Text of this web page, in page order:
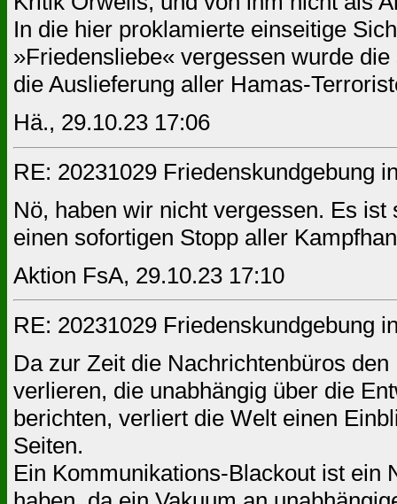
In die hier proklamierte einseitige
»Friedensliebe« vergessen wurde
die Auslieferung aller Hamas-
Hä., 29.10.23 17:06
RE: 20231029 Friedenskundgebung
Nö, haben wir nicht vergessen. Es
einen sofortigen Stopp aller
Aktion FsA, 29.10.23 17:10
RE: 20231029 Friedenskundgebung
Da zur Zeit die Nachrichtenbüros
verlieren, die unabhängig über die
berichten, verliert die Welt einen
Seiten.
Ein Kommunikations-Blackout ist ein